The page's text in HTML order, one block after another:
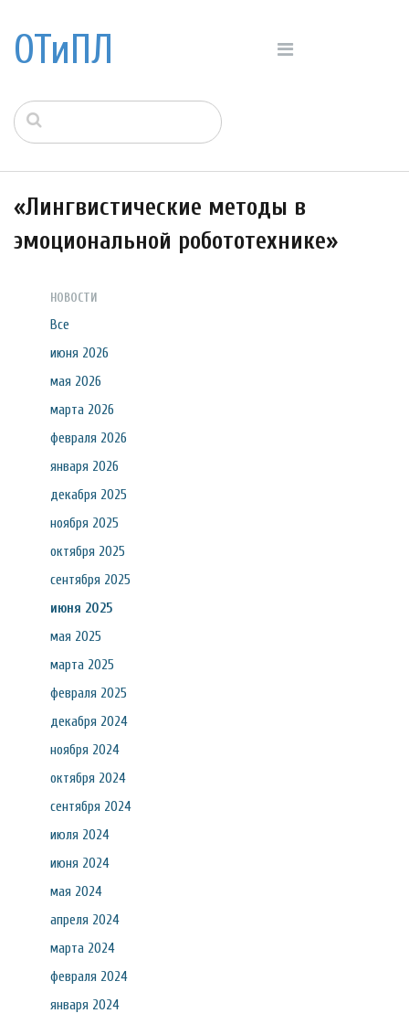
ОТиПЛ
«Лингвистические методы в
эмоциональной робототехнике»
НОВОСТИ
Все
июня 2026
мая 2026
марта 2026
февраля 2026
января 2026
декабря 2025
ноября 2025
октября 2025
сентября 2025
июня 2025
мая 2025
марта 2025
февраля 2025
декабря 2024
ноября 2024
октября 2024
сентября 2024
июля 2024
июня 2024
мая 2024
апреля 2024
марта 2024
февраля 2024
января 2024